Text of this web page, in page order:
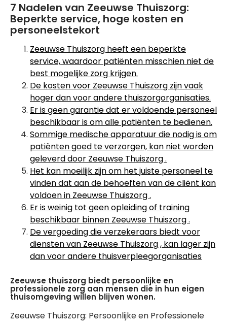
7 Nadelen van Zeeuwse Thuiszorg:
Beperkte service, hoge kosten en
personeelstekort
Zeeuwse Thuiszorg heeft een beperkte
service, waardoor patiënten misschien niet de
best mogelijke zorg krijgen.
De kosten voor Zeeuwse Thuiszorg zijn vaak
hoger dan voor andere thuiszorgorganisaties.
Er is geen garantie dat er voldoende personeel
beschikbaar is om alle patiënten te bedienen.
Sommige medische apparatuur die nodig is om
patiënten goed te verzorgen, kan niet worden
geleverd door Zeeuwse Thuiszorg .
Het kan moeilijk zijn om het juiste personeel te
vinden dat aan de behoeften van de cliënt kan
voldoen in Zeeuwse Thuiszorg .
Er is weinig tot geen opleiding of training
beschikbaar binnen Zeeuwse Thuiszorg .
De vergoeding die verzekeraars biedt voor
diensten van Zeeuwse Thuiszorg , kan lager zijn
dan voor andere thuisverpleegorganisaties
Zeeuwse thuiszorg biedt persoonlijke en
professionele zorg aan mensen die in hun eigen
thuisomgeving willen blijven wonen.
Zeeuwse Thuiszorg: Persoonlijke en Professionele